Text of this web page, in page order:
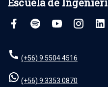
(+56) 9 5504 4516
(+56) 9 3353 0870